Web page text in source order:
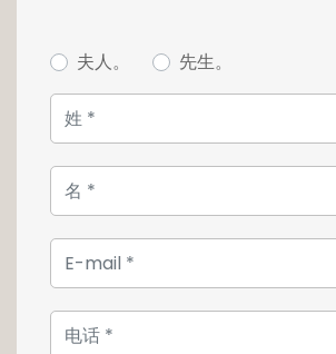
réception, détente ou espace
vues et de l'environnement.
La distribution intérieure
harmonieusement les espaces
Plusieurs chambres aux
généreuses composent la
une suite principale bénéficiant
direct aux extérieurs, offrant un
la fois confortable et préservé.
夫人。 先生。